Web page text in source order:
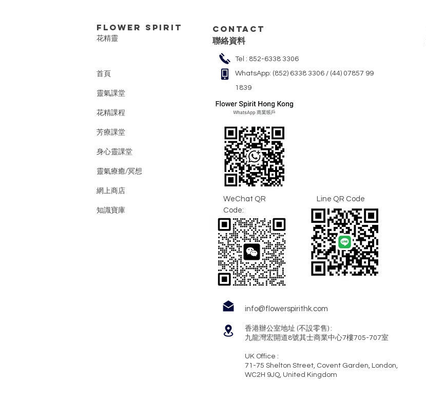
FLower Spirit
花精靈
首頁
靈氣課堂
花精課程
芳療課堂
身心靈課堂
靈氣療癒/冥想
網上商店
知識寶庫
Contact
聯絡資料
Tel : 852-6338 3306
WhatsApp: (852) 6338 3306 / (44) 07857 99
1839
WeChat QR
Code:
Line QR Code
info@flowerspirithk.com
香港辦公室地址 (不設零售) :
九龍灣宏開道8號其士商業中心7樓705-707室
UK Office :
71-75 Shelton Street, Covent Garden, London,
WC2H 9JQ, United Kingdom